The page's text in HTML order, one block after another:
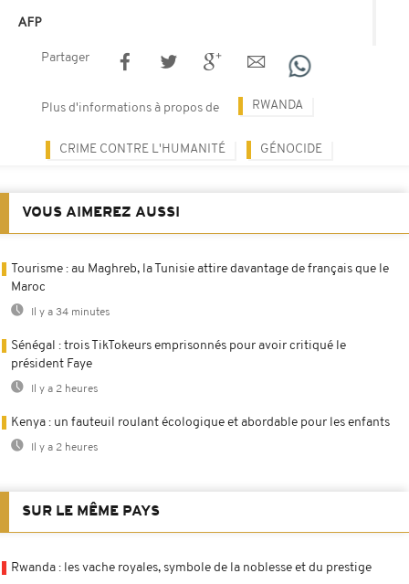
AFP
Partager
Plus d'informations à propos de RWANDA
CRIME CONTRE L'HUMANITÉ GÉNOCIDE
VOUS AIMEREZ AUSSI
Tourisme : au Maghreb, la Tunisie attire davantage de français que le
Maroc
Il y a 34 minutes
Sénégal : trois TikTokeurs emprisonnés pour avoir critiqué le
président Faye
Il y a 2 heures
Kenya : un fauteuil roulant écologique et abordable pour les enfants
Il y a 2 heures
SUR LE MÊME PAYS
Rwanda : les vache royales, symbole de la noblesse et du prestige